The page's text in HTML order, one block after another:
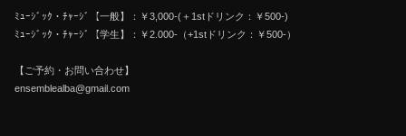
ﾐｭｰｼﾞｯｸ・ﾁｬｰｼﾞ【一般】：￥3,000-(＋1stドリンク：￥500-)
ﾐｭｰｼﾞｯｸ・ﾁｬｰｼﾞ【学生】：￥2.000-（+1stドリンク：￥500-）
【ご予約・お問い合わせ】
ensemblealba@gmail.com